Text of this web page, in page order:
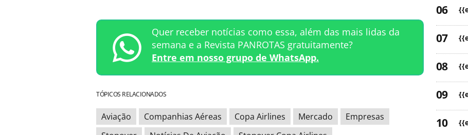
Quer receber notícias como essa, além das mais lidas da
semana e a Revista PANROTAS gratuitamente?
Entre em nosso grupo de WhatsApp.
TÓPICOS RELACIONADOS
Aviação Companhias Aéreas Copa Airlines Mercado
Empresas